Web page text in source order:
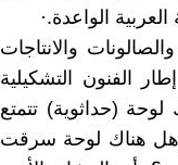
الواعدة.·
والانتاجات
الفنون التشكيلية
(حداثوية) تتمتع
وهل هناك لوحة سرقت